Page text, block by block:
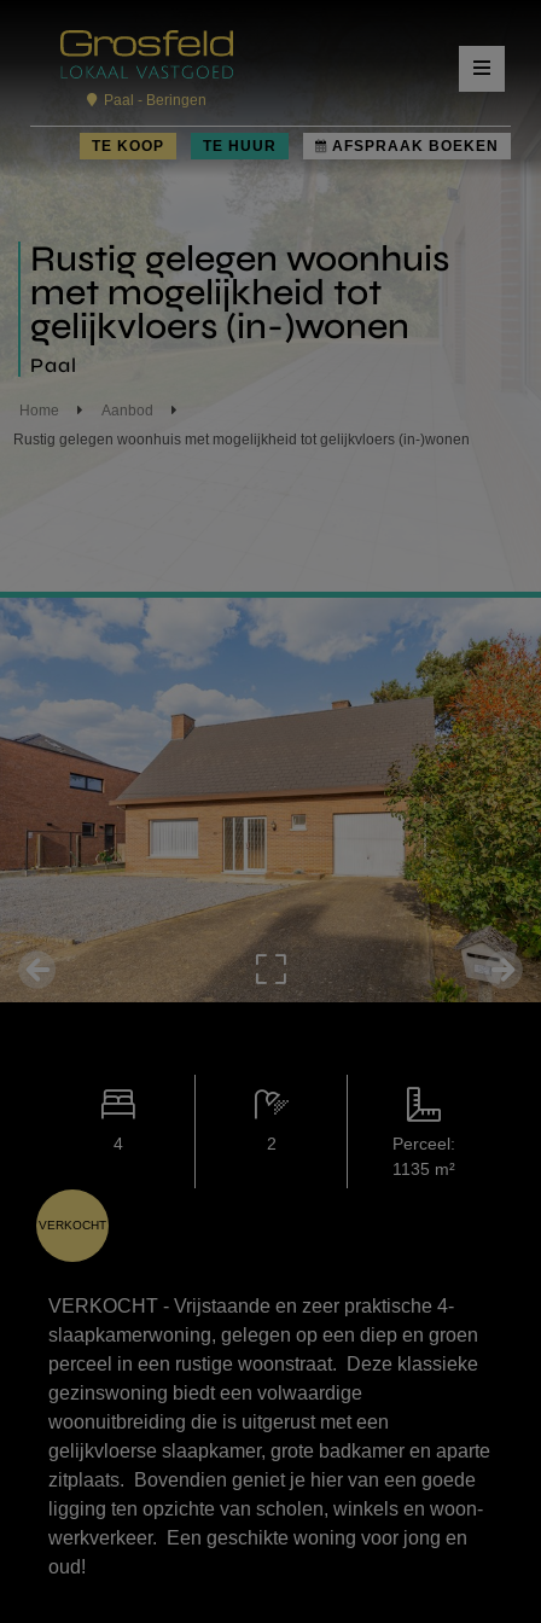
Paal - Beringen
TE KOOP TE HUUR AFSPRAAK BOEKEN
Rustig gelegen woonhuis
met mogelijkheid tot
gelijkvloers (in-)wonen
Paal
Home
Aanbod
Rustig gelegen woonhuis met mogelijkheid tot gelijkvloers (in-)wonen
4 2
Perceel:
1135 m²
VERKOCHT
VERKOCHT - Vrijstaande en zeer praktische 4-
slaapkamerwoning, gelegen op een diep en groen
perceel in een rustige woonstraat. Deze klassieke
gezinswoning biedt een volwaardige
woonuitbreiding die is uitgerust met een
gelijkvloerse slaapkamer, grote badkamer en aparte
zitplaats. Bovendien geniet je hier van een goede
ligging ten opzichte van scholen, winkels en woon-
werkverkeer. Een geschikte woning voor jong en
oud!